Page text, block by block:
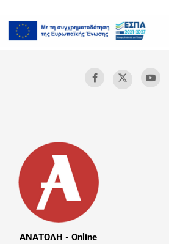
ΑΝΑΤΟΛΗ - Online